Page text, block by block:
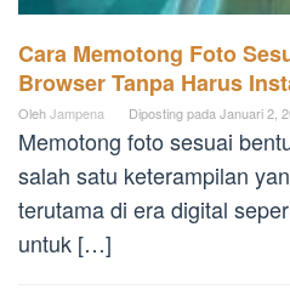
Cara Memotong Foto
Browser Tanpa Harus
OlehJampena Diposting padaJanuari 2,
Memotong foto sesuai
salah satu keterampilan
terutama di era digital
untuk […]